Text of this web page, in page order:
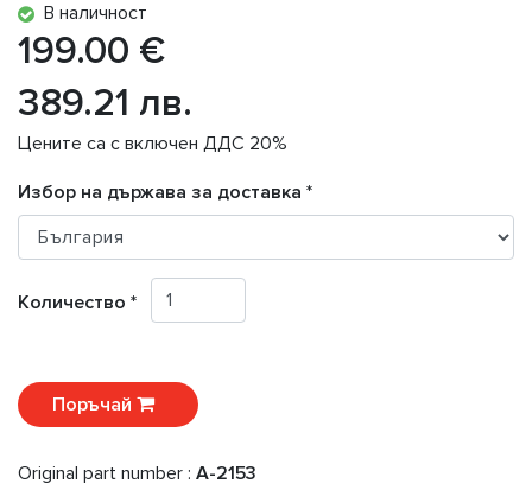
В наличност
199.00 €
389.21 лв.
Цените са с включен ДДС 20%
Избор на държава за доставка *
Количество *
Поръчай
Original part number : A-2153